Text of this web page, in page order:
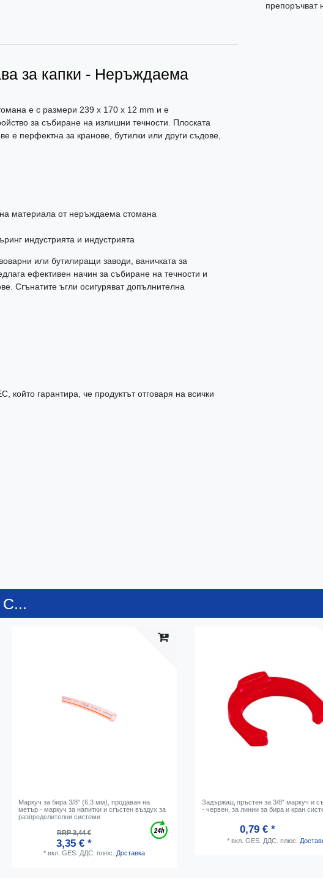
за капки - Неръждаема
е с размери 239 x 170 x 12 mm и е
за събиране на излишни течности. Плоската
е перфектна за кранове, бутилки или други съдове,
материала от неръждаема стомана
индустрията и индустрията
или бутилиращи заводи, ваничката за
ефективен начин за събиране на течности и
Сгънатите ъгли осигуряват допълнителна
който гарантира, че продуктът отговаря на всички
препоръчват
Маркуч за бира 3/8" (6,3 мм), продаван на
метър - маркуч за напитки и сгъстен въздух за
разпределителни системи
RRP 3,44 €
3,35 € *
* вкл. GES. ДДС. плюс. Доставка
Задържащ пръстен за 3/8" маркуч и
- червен, за линии за бира и кран
0,79 € *
* вкл. GES. ДДС. плюс.